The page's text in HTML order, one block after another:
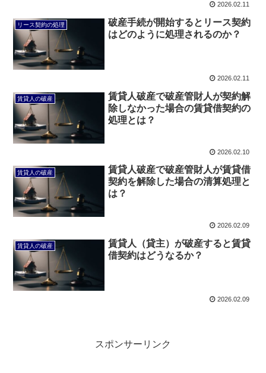
2026.02.11
リース契約の処理
破産手続が開始するとリース契約
はどのように処理されるのか？
2026.02.11
賃貸人の破産
賃貸人破産で破産管財人が契約解
除しなかった場合の賃貸借契約の
処理とは？
2026.02.10
賃貸人の破産
賃貸人破産で破産管財人が賃貸借
契約を解除した場合の清算処理と
は？
2026.02.09
賃貸人の破産
賃貸人（貸主）が破産すると賃貸
借契約はどうなるか？
2026.02.09
スポンサーリンク